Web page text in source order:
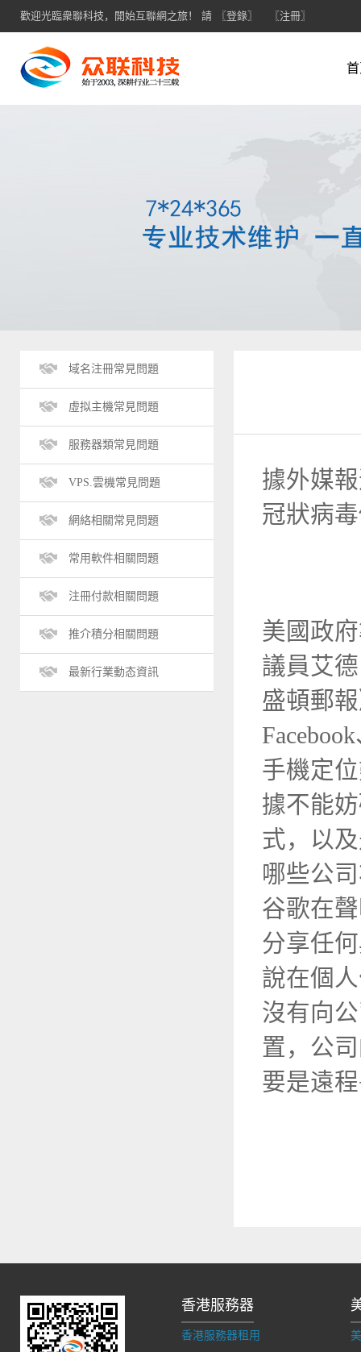
歡迎光臨衆聯科技，開始互聯網之旅！ 請 〖登錄〗 〖注冊〗
域名注冊常見問題
虛拟主機常見問題
服務器類常見問題
VPS.雲機常見問題
網絡相關常見問題
常用軟件相關問題
注冊付款相關問題
推介積分相關問題
最新行業動态資訊
據外媒
冠狀病
美國政
議員艾
盛頓郵
手機定
據不能
式，以
哪些公
谷歌在
分享任
說在個
沒有向
置，公
要是遠
香港服務器
香港服務器租用